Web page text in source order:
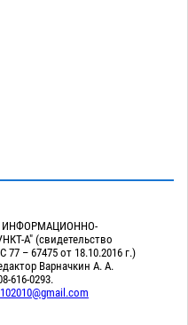
ИНФОРМАЦИОННО-
А" (свидетельство
– 67475 от 18.10.2016 г.)
Варначкин А. А.
616-0293.